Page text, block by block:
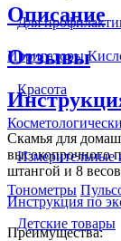
Для
Ирригаторы
Красота
Измерительные
Тонометры
Детские товары
Описание
Отзывы
Скамья для
высокопрочного
штангой и 8
Инструкция по
Преимущества: